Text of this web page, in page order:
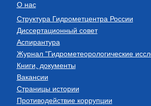
О нас
Структура Гидрометцентра России
Диссертационный совет
Аспирантура
Журнал "Гидрометеорологические
Книги, документы
Вакансии
Страницы истории
Противодействие коррупции